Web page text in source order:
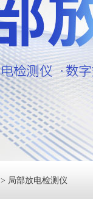
> 局部放电检测仪